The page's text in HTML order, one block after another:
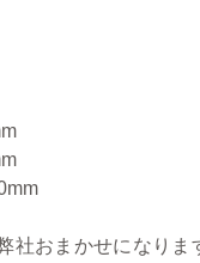
社おまかせになりま